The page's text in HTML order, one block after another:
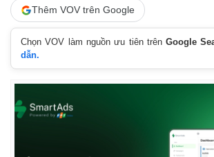
Thêm VOV trên Google
Chọn VOV làm nguồn ưu tiên trênGoogle
dẫn.